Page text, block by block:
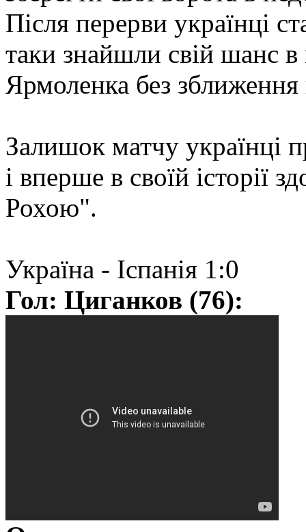
Після перерви українці
таки знайшли свій шанс в
Ярмоленка без
Залишок матчу українці
і вперше в своїй історії
Рохою".
Україна - Іспанія 1:0
Гол: Циганков (76):